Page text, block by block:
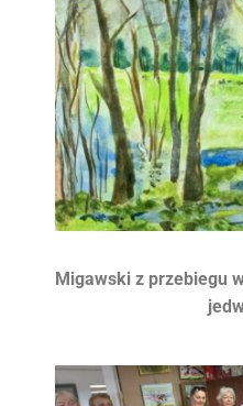
Migawski z przebiegu